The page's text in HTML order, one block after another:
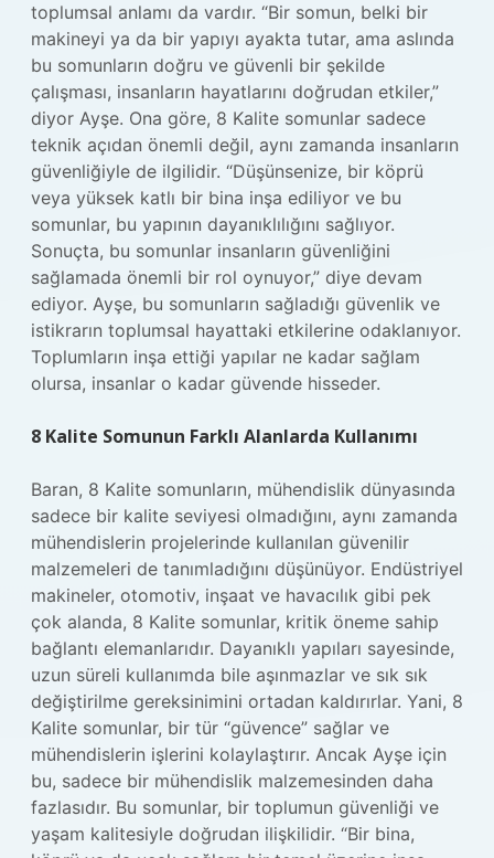
toplumsal anlamı da vardır. “Bir somun, belki bir
makineyi ya da bir yapıyı ayakta tutar, ama aslında
bu somunların doğru ve güvenli bir şekilde
çalışması, insanların hayatlarını doğrudan etkiler,”
diyor Ayşe. Ona göre, 8 Kalite somunlar sadece
teknik açıdan önemli değil, aynı zamanda insanların
güvenliğiyle de ilgilidir. “Düşünsenize, bir köprü
veya yüksek katlı bir bina inşa ediliyor ve bu
somunlar, bu yapının dayanıklılığını sağlıyor.
Sonuçta, bu somunlar insanların güvenliğini
sağlamada önemli bir rol oynuyor,” diye devam
ediyor. Ayşe, bu somunların sağladığı güvenlik ve
istikrarın toplumsal hayattaki etkilerine odaklanıyor.
Toplumların inşa ettiği yapılar ne kadar sağlam
olursa, insanlar o kadar güvende hisseder.
8 Kalite Somunun Farklı Alanlarda Kullanımı
Baran, 8 Kalite somunların, mühendislik dünyasında
sadece bir kalite seviyesi olmadığını, aynı zamanda
mühendislerin projelerinde kullanılan güvenilir
malzemeleri de tanımladığını düşünüyor. Endüstriyel
makineler, otomotiv, inşaat ve havacılık gibi pek
çok alanda, 8 Kalite somunlar, kritik öneme sahip
bağlantı elemanlarıdır. Dayanıklı yapıları sayesinde,
uzun süreli kullanımda bile aşınmazlar ve sık sık
değiştirilme gereksinimini ortadan kaldırırlar. Yani, 8
Kalite somunlar, bir tür “güvence” sağlar ve
mühendislerin işlerini kolaylaştırır. Ancak Ayşe için
bu, sadece bir mühendislik malzemesinden daha
fazlasıdır. Bu somunlar, bir toplumun güvenliği ve
yaşam kalitesiyle doğrudan ilişkilidir. “Bir bina,